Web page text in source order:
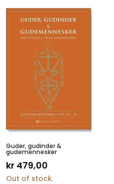
kr 390,00.
Guder, gudinder &
gudemennesker
kr 479,00
Out of stock.